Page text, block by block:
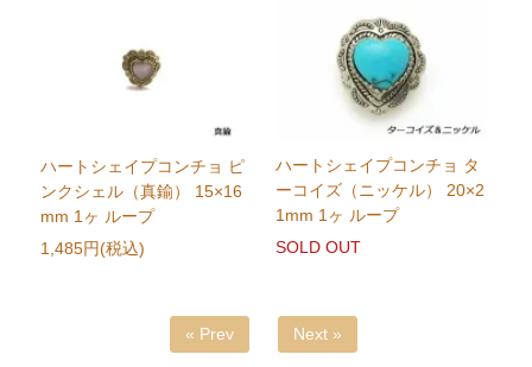
ハートシェイプコンチョ ピ
ンクシェル（真鍮） 15×16
mm 1ヶ ループ
1,485円(税込)
ハートシェイプコンチョ タ
ーコイズ（ニッケル） 20×2
1mm 1ヶ ループ
SOLD OUT
« Prev Next »